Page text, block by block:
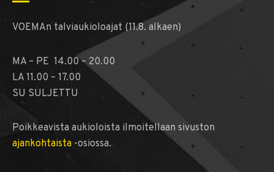
VOEMAn talviaukioloajat (11.8. alkaen)
MA – PE 14.00 – 20.00
LA 11.00 – 17.00
SU SULJETTU
Poikkeavista aukioloista ilmoitellaan sivuston
ajankohtaista -osiossa.